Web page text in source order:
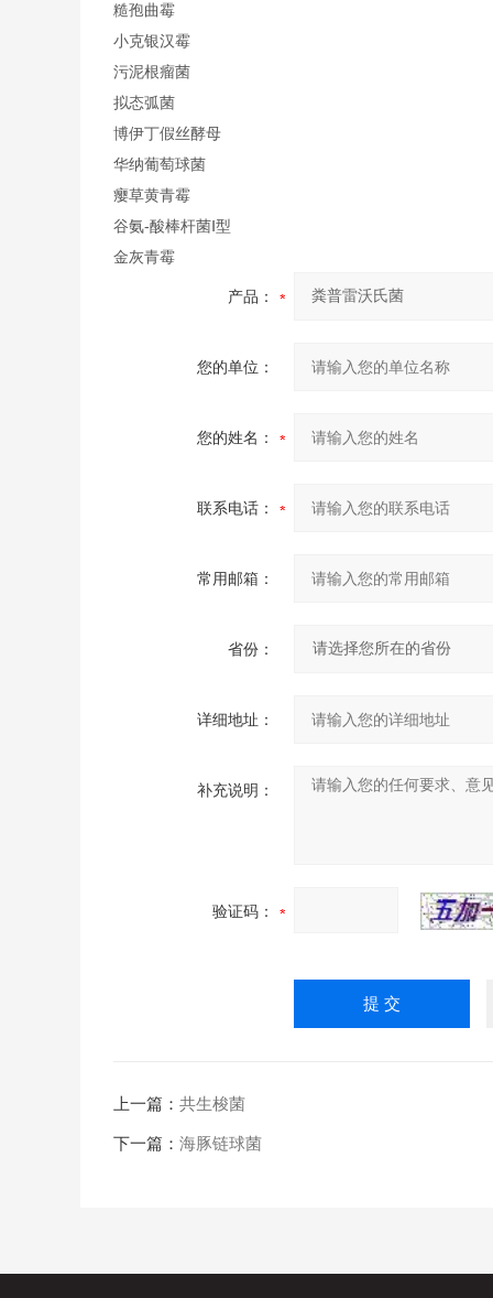
糙孢曲霉
小克银汉霉
污泥根瘤菌
拟态弧菌
博伊丁假丝酵母
华纳葡萄球菌
瘿草黄青霉
谷氨-酸棒杆菌Ⅰ型
金灰青霉
产品：
您的单位：
您的姓名：
联系电话：
常用邮箱：
省份：
详细地址：
补充说明：
验证码：
上一篇： 共生梭菌
下一篇： 海豚链球菌